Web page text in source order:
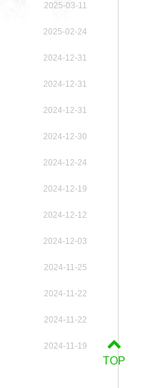
2025-03-11
2025-02-24
2024-12-31
2024-12-31
2024-12-31
2024-12-30
2024-12-24
2024-12-19
2024-12-12
2024-12-03
2024-11-25
2024-11-22
2024-11-22
2024-11-19
TOP